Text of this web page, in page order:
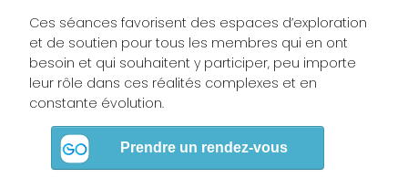
Ces séances favorisent des espaces d’exploration
et de soutien pour tous les membres qui en ont
besoin et qui souhaitent y participer, peu importe
leur rôle dans ces réalités complexes et en
constante évolution.